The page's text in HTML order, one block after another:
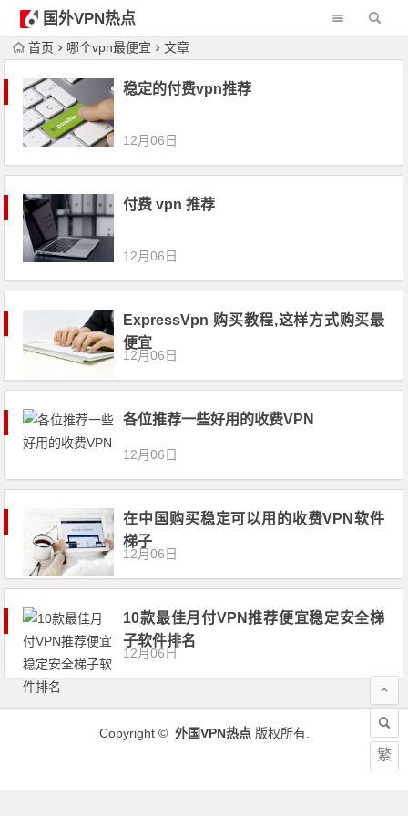
国外VPN热点
首页 哪个vpn最便宜 文章
稳定的付费vpn推荐
12月06日
付费 vpn 推荐
12月06日
ExpressVpn 购买教程,这样方式购买最
便宜
12月06日
各位推荐一些好用的收费VPN
12月06日
在中国购买稳定可以用的收费VPN软件
梯子
12月06日
10款最佳月付VPN推荐便宜稳定安全梯
子软件排名
12月06日
Copyright © 外国VPN热点版权所有.
繁